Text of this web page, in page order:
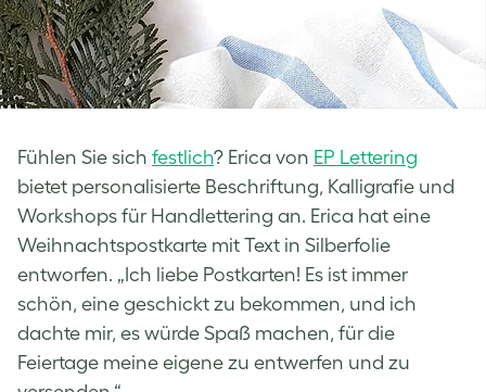
Fühlen Sie sich festlich? Erica von EP Lettering
bietet personalisierte Beschriftung, Kalligrafie und
Workshops für Handlettering an. Erica hat eine
Weihnachtspostkarte mit Text in Silberfolie
entworfen. „Ich liebe Postkarten! Es ist immer
schön, eine geschickt zu bekommen, und ich
dachte mir, es würde Spaß machen, für die
Feiertage meine eigene zu entwerfen und zu